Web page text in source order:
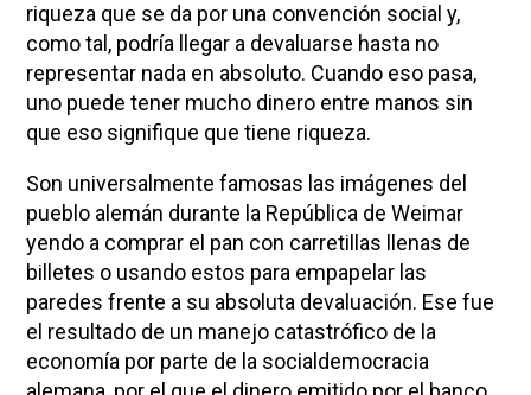
riqueza que se da por una convención social y,
como tal, podría llegar a devaluarse hasta no
representar nada en absoluto. Cuando eso pasa,
uno puede tener mucho dinero entre manos sin
que eso signifique que tiene riqueza.
Son universalmente famosas las imágenes del
pueblo alemán durante la República de Weimar
yendo a comprar el pan con carretillas llenas de
billetes o usando estos para empapelar las
paredes frente a su absoluta devaluación. Ese fue
el resultado de un manejo catastrófico de la
economía por parte de la socialdemocracia